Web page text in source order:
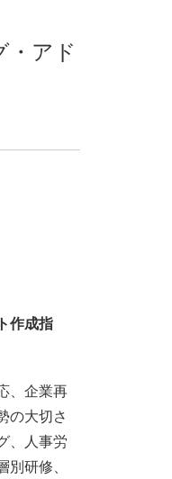
・アド
作成指
、企業再
の大切さ
、人事労
研修、